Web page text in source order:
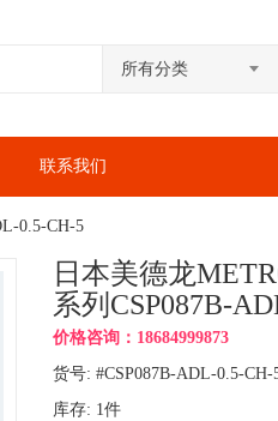
所有分类
联系我们
0.5-CH-5
日本美德龙
系列CSP087B-
价格咨询：18684999873
货号: #CSP087B-ADL-0.5-CH-
库存: 1件